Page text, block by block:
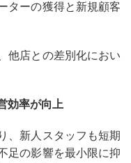
ターの獲得と新規顧客
他店との差別化におい
効率が向上
、新人スタッフも短期
足の影響を最小限に抑